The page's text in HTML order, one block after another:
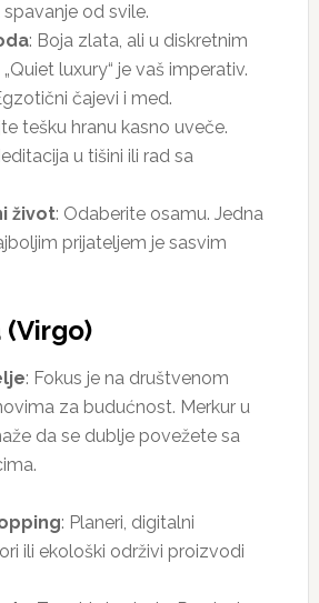
od svile.
: Boja zlata, ali u diskretnim
luxury“ je vaš imperativ.
čajevi i med.
tešku hranu kasno uveče.
u tišini ili rad sa
život: Odaberite osamu. Jedna
prijateljem je sasvim
(Virgo)
: Fokus je na društvenom
za budućnost. Merkur u
da se dublje povežete sa
: Planeri, digitalni
ili ekološki održivi proizvodi